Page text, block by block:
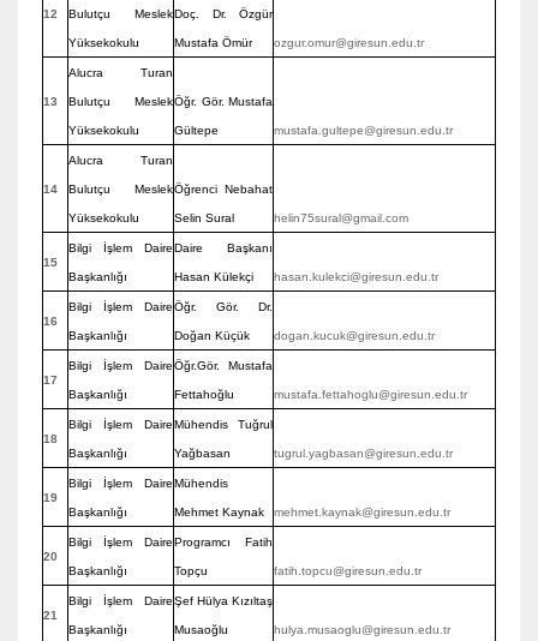
12 Bulutçu Meslek
Yüksekokulu
Doç. Dr. Özgür
Mustafa Ömür ozgur.omur@giresun.edu.tr
13
Alucra Turan
Bulutçu Meslek
Yüksekokulu
Öğr. Gör. Mustafa
Gültepe mustafa.gultepe@giresun.edu.tr
14
Alucra Turan
Bulutçu Meslek
Yüksekokulu
Öğrenci Nebahat
Selin Sural helin75sural@gmail.com
15
Bilgi İşlem Daire
Başkanlığı
Daire Başkanı
Hasan Külekçi hasan.kulekci@giresun.edu.tr
16
Bilgi İşlem Daire
Başkanlığı
Öğr. Gör. Dr.
Doğan Küçük dogan.kucuk@giresun.edu.tr
17
Bilgi İşlem Daire
Başkanlığı
Öğr.Gör. Mustafa
Fettahoğlu mustafa.fettahoglu@giresun.edu.tr
18
Bilgi İşlem Daire
Başkanlığı
Mühendis Tuğrul
Yağbasan tugrul.yagbasan@giresun.edu.tr
19
Bilgi İşlem Daire
Başkanlığı
Mühendis
Mehmet Kaynak mehmet.kaynak@giresun.edu.tr
20
Bilgi İşlem Daire
Başkanlığı
Programcı Fatih
Topçu fatih.topcu@giresun.edu.tr
21
Bilgi İşlem Daire
Başkanlığı
Şef Hülya Kızıltaş
Musaoğlu hulya.musaoglu@giresun.edu.tr